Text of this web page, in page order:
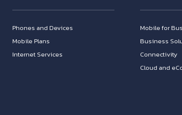
Phones and Devices
Mobile Plans
Internet Services
Mobile for
Business
Connectivity
Cloud and